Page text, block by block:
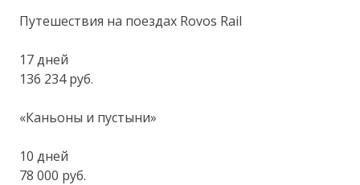
Путешествия на поездах Rovos Rail
17 дней
136 234 руб.
«Каньоны и пустыни»
10 дней
78 000 руб.